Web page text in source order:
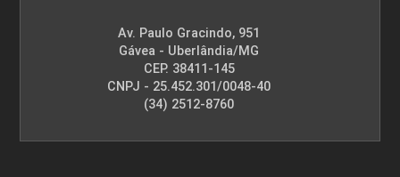
Av. Paulo Gracindo, 951
Gávea - Uberlândia/MG
CEP. 38411-145
CNPJ - 25.452.301/0048-40
(34) 2512-8760